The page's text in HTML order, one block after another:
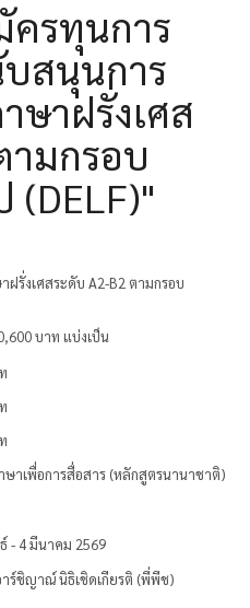
ครทุนการ
สนุนการ
าฝรั่งเศส
ามกรอบ
(DELF)"
งเศสระดับ A2-B2 ตามกรอบ
บาท แบ่งเป็น
าเพื่อการสื่อสาร (หลักสูตรนานาชาติ)
- 4 มีนาคม 2569
าร์ชิญาณ์ นิธิเชิดเกียรติ (พี่พีช)